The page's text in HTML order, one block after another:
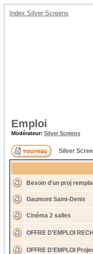
Index Silver Screens
Emploi
Modérateur: Silver Screens
Silver
Besoin d'un proj
Gaumont Saint-Denis
Cinéma 2 salles
OFFRE D'EMPLOI
OFFRE D'EMPLOI